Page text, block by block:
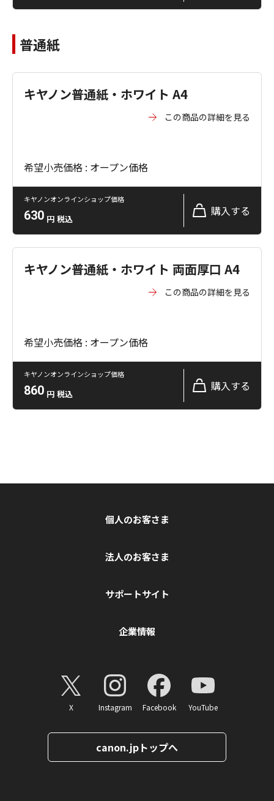
普通紙
キヤノン普通紙・ホワイト A4
この商品の詳細を見る
希望小売価格 : オープン価格
キヤノンオンラインショップ価格
630 円 税込
購入する
キヤノン普通紙・ホワイト 両面厚口 A4
この商品の詳細を見る
希望小売価格 : オープン価格
キヤノンオンラインショップ価格
860 円 税込
購入する
個人のお客さま
法人のお客さま
サポートサイト
企業情報
X Instagram Facebook YouTube
canon.jpトップへ